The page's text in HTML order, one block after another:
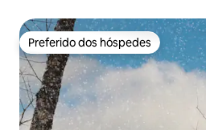
Preferido dos hóspedes
Preferido dos hóspedes